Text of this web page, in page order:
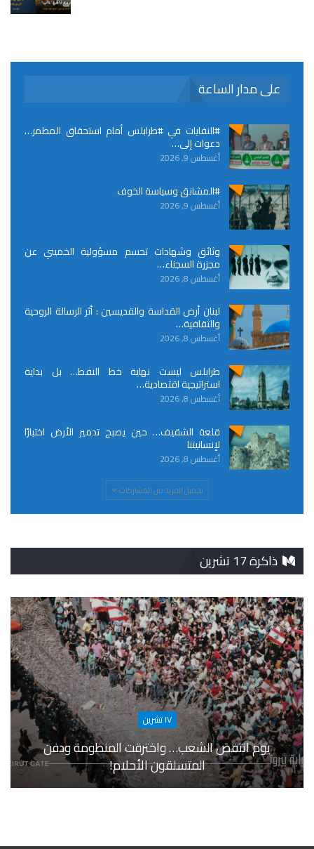
على مدار الساعة
#النفايات في #طرابلس أمام استحقاق المطمر…
دعوات إلى…
أغسطس 9, 2026
#المشانق وسياسة الخوف
أغسطس 9, 2026
وثائق وشهادات تحسم مسؤولية الخميني عن
مجزرة السجناء…
أغسطس 8, 2026
لبنان أرض القداسة والقديسين : أثر الرسالة الروحية
والثقافية…
أغسطس 8, 2026
طرابلس ليست نهاية خط النفط… بل بداية
استراتيجية اقتصادية…
أغسطس 8, 2026
قلعة الشقيف… حين يصبح تدمير الأرض اختبارًا
لإنسانيتنا
أغسطس 8, 2026
تحميل المزيد من المشاركات
ذاكرة 17 تشرين
١٧ تشرين
يوم انتفض الشعب… واخترقت المنظومة ودفن
المتسلقون الأحلام!